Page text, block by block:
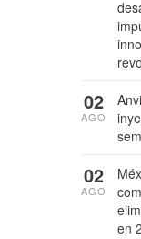
02
AGO
en
02
AGO